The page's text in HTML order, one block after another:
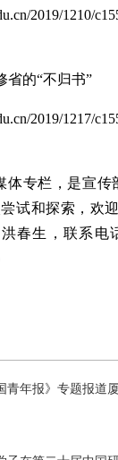
2019/1210/
省的“不归书”
2019/1217/
体专栏，是宣
试和探索，欢
春生，联系电
青年报》专题报道